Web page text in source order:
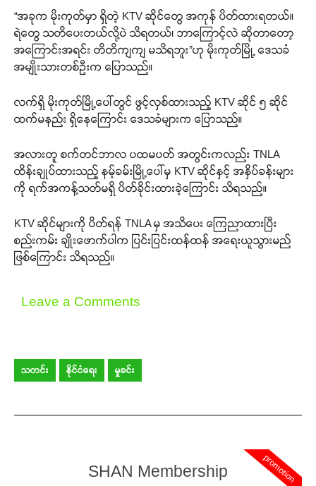
“အခုက မိုးကုတ်မှာ ရှိတဲ့ KTV ဆိုင်တွေ အကုန် ပိတ်ထားရတယ်။
ရဲတွေ သတိပေးတယ်လို့ပဲ သိရတယ်၊ ဘာကြောင့်လဲ ဆိုတာတော့
အကြောင်းအရင်း တိတိကျကျ မသိရဘူး”ဟု မိုးကုတ်မြို့ ဒေသခံ
အမျိုးသားတစ်ဦးက ပြောသည်။
လက်ရှိ မိုးကုတ်မြို့ပေါ်တွင် ဖွင့်လှစ်ထားသည့် KTV ဆိုင် ၅ ဆိုင်
ထက်မနည်း ရှိနေကြောင်း ဒေသခံများက ပြောသည်။
အလားတူ စက်တင်ဘာလ ပထမပတ် အတွင်းကလည်း TNLA
ထိန်းချုပ်ထားသည့် နမ့်ခမ်းမြို့ပေါ်မှ KTV ဆိုင်နှင့် အနှိပ်ခန်းများ
ကို ရက်အကန့်သတ်မရှိ ပိတ်ခိုင်းထားခဲ့ကြောင်း သိရသည်။
KTV ဆိုင်များကို ပိတ်ရန် TNLA မှ အသိပေး ကြေညာထားပြီး
စည်းကမ်း ချိုးဖောက်ပါက ပြင်းပြင်းထန်ထန် အရေးယူသွားမည်
ဖြစ်ကြောင်း သိရသည်။
Leave a Comments
သတင်း နိုင်ငံရေး မှုခင်း
promotion
SHAN Membership